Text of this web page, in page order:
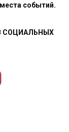
событий.
СОЦИАЛЬНЫХ